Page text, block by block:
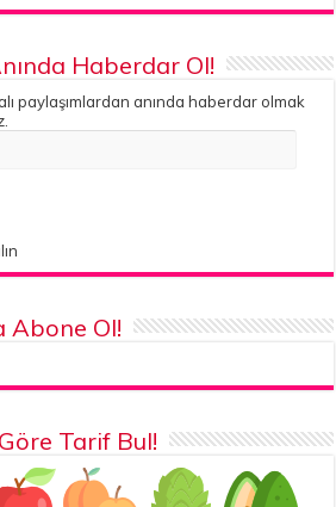
Haberdar Ol!
paylaşımlardan anında haberdar olmak
Abone Ol!
Tarif Bul!